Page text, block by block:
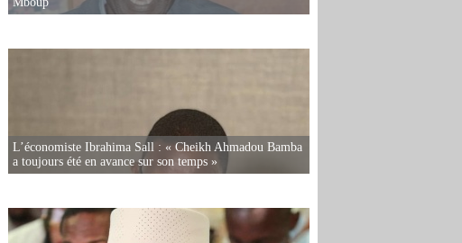
L’économiste Ibrahima Sall : « Cheikh Ahmadou Bamba
a toujours été en avance sur son temps »